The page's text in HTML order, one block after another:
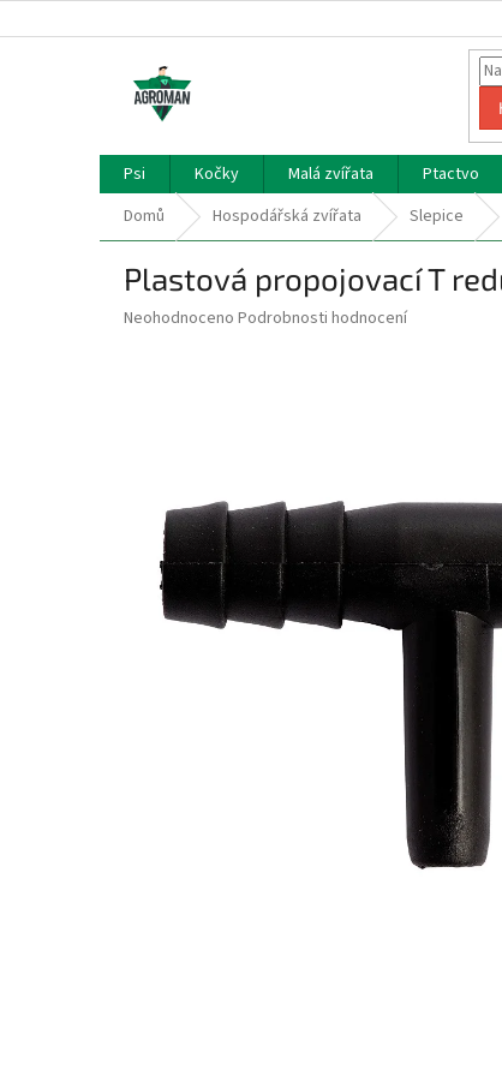
na
Psi Kočky Malá zvířata Ptactvo
Domů
Hospodářská zvířata Slepice
Plastová propojovací T
Průměrné
Neohodnoceno Podrobnosti hodnocení